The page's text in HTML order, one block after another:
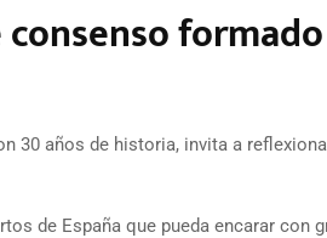
30 años de historia, invita a
de España que pueda encarar con